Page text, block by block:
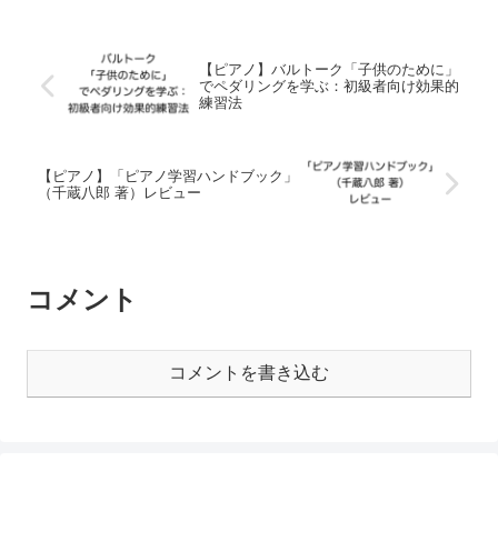
【ピアノ】バルトーク「子供のために」
でペダリングを学ぶ：初級者向け効果的
練習法
【ピアノ】「ピアノ学習ハンドブック」
（千蔵八郎 著）レビュー
コメント
コメントを書き込む